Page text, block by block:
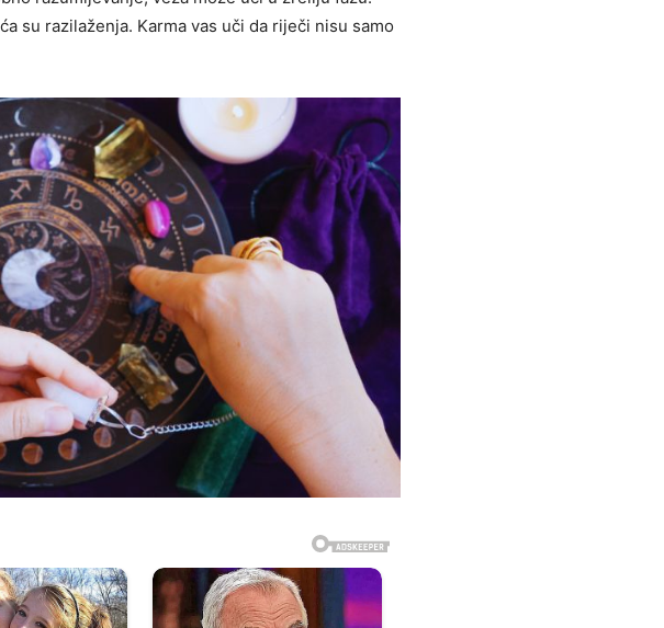
su razilaženja. Karma vas uči da riječi nisu samo